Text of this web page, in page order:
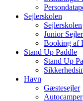
Sejlerskolen
Sejlerskolen
Junior
Booking af
Stand Up Paddle
Stand Up
Havn
Gæstesejler
Autocamper